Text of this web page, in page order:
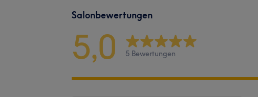
Salonbewertungen
5,0 5 Bewertungen